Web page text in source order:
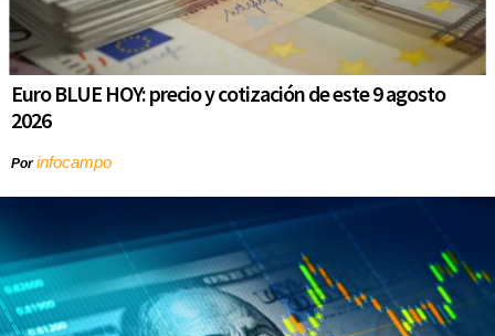
Euro BLUE HOY: precio y cotización de este 9 agosto
2026
Porinfocampo